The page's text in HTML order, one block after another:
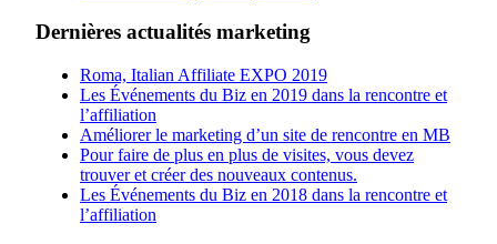
Dernières actualités marketing
Roma, Italian Affiliate EXPO 2019
Les Événements du Biz en 2019 dans la rencontre et
l’affiliation
Améliorer le marketing d’un site de rencontre en MB
Pour faire de plus en plus de visites, vous devez
trouver et créer des nouveaux contenus.
Les Événements du Biz en 2018 dans la rencontre et
l’affiliation